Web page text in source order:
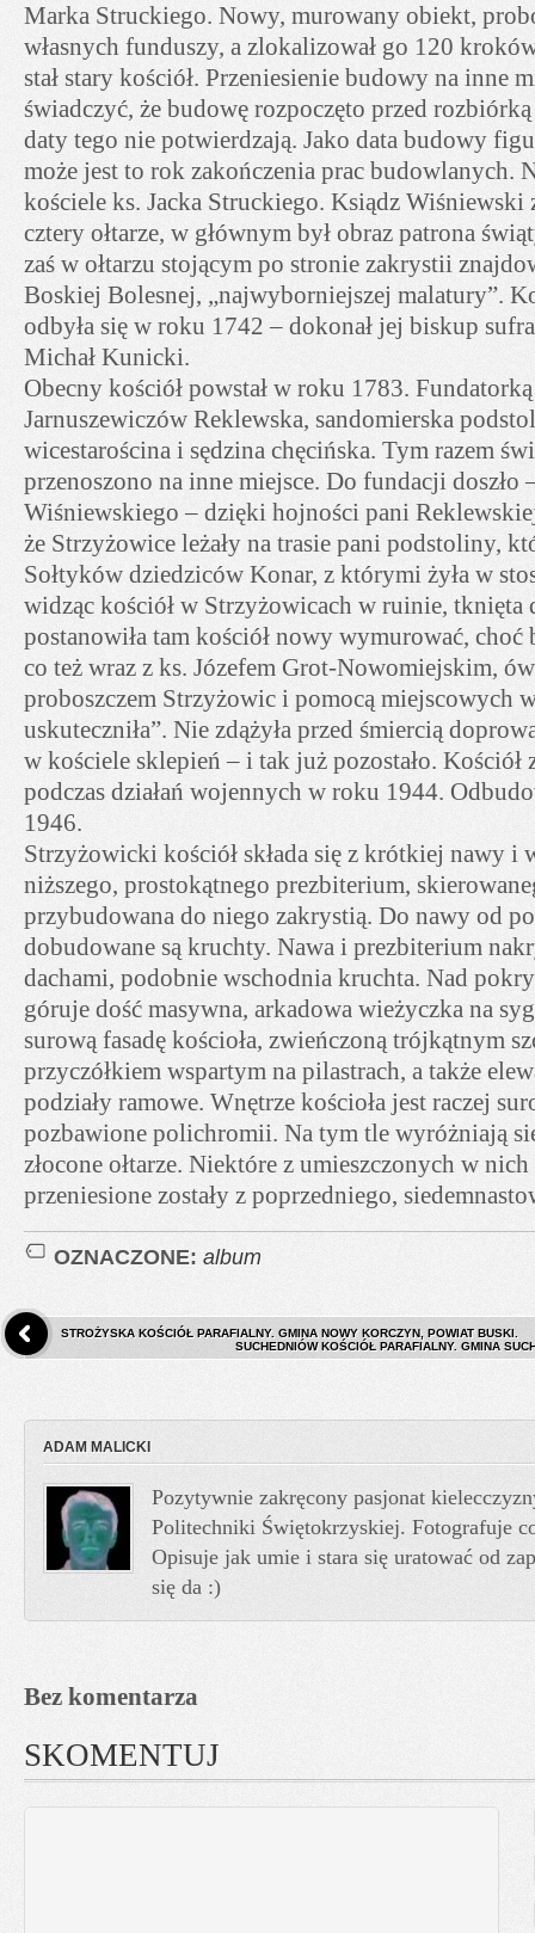
Marka Struckiego. Nowy, murowany obiekt,
własnych funduszy, a zlokalizował go 120
stał stary kościół. Przeniesienie budowy na inne
świadczyć, że budowę rozpoczęto przed rozbiórką
daty tego nie potwierdzają. Jako data budowy
może jest to rok zakończenia prac budowlanych.
kościele ks. Jacka Struckiego. Ksiądz Wiśniewski
cztery ołtarze, w głównym był obraz patrona
zaś w ołtarzu stojącym po stronie zakrystii
Boskiej Bolesnej, „najwyborniejszej malatury”.
odbyła się w roku 1742 – dokonał jej biskup
Michał Kunicki.
Obecny kościół powstał w roku 1783.
Jarnuszewiczów Reklewska, sandomierska
wicestarościna i sędzina chęcińska. Tym razem
przenoszono na inne miejsce. Do fundacji doszło
Wiśniewskiego – dzięki hojności pani
że Strzyżowice leżały na trasie pani podstoliny,
Sołtyków dziedziców Konar, z którymi żyła w
widząc kościół w Strzyżowicach w ruinie, tknięta
postanowiła tam kościół nowy wymurować, choć
co też wraz z ks. Józefem Grot-Nowomiejskim,
proboszczem Strzyżowic i pomocą miejscowych
uskuteczniła”. Nie zdążyła przed śmiercią
w kościele sklepień – i tak już pozostało. Kościół
podczas działań wojennych w roku 1944.
1946.
Strzyżowicki kościół składa się z krótkiej nawy i
niższego, prostokątnego prezbiterium,
przybudowana do niego zakrystią. Do nawy od
dobudowane są kruchty. Nawa i prezbiterium
dachami, podobnie wschodnia kruchta. Nad
góruje dość masywna, arkadowa wieżyczka na
surową fasadę kościoła, zwieńczoną trójkątnym
przyczółkiem wspartym na pilastrach, a także
podziały ramowe. Wnętrze kościoła jest raczej
pozbawione polichromii. Na tym tle wyróżniają
złocone ołtarze. Niektóre z umieszczonych w
przeniesione zostały z poprzedniego,
OZNACZONE: album
STROŻYSKA KOŚCIÓŁ PARAFIALNY. GMINA NOWY KORCZYN, POWIAT BUSKI.
SUCHEDNIÓW KOŚCIÓŁ PARAFIALNY. GMINA
ADAM MALICKI
Pozytywnie zakręcony pasjonat
Politechniki Świętokrzyskiej. Fotografuje
Opisuje jak umie i stara się uratować od
się da :)
Bez komentarza
SKOMENTUJ